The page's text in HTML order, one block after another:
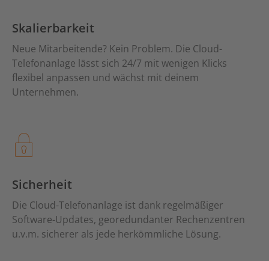
Skalierbarkeit
Neue Mitarbeitende? Kein Problem. Die Cloud-
Telefonanlage lässt sich 24/7 mit wenigen Klicks
flexibel anpassen und wächst mit deinem
Unternehmen.
Sicherheit
Die Cloud-Telefonanlage ist dank regelmäßiger
Software-Updates, georedundanter Rechenzentren
u.v.m. sicherer als jede herkömmliche Lösung.